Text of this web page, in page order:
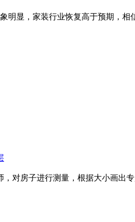
明显，家装行业恢复高于预期，
对房子进行测量，根据大小画出